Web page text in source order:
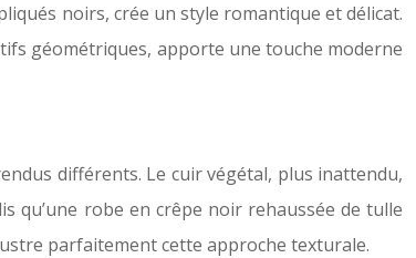
noirs, crée un style romantique et délicat.
géométriques, apporte une touche moderne
différents. Le cuir végétal, plus inattendu,
qu’une robe en crêpe noir rehaussée de tulle
parfaitement cette approche texturale.